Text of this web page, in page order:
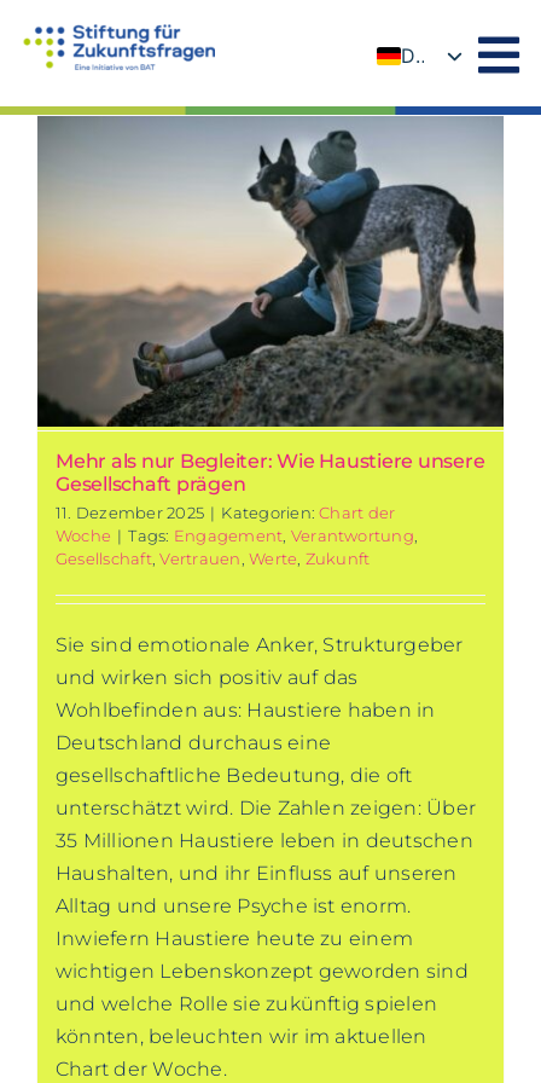
Inhalt
DE
Mehr als nur Begleiter: Wie Haustiere unsere
Gesellschaft prägen
11. Dezember 2025 | Kategorien:Chart der
Woche | Tags: Engagement, Verantwortung,
Gesellschaft,Vertrauen,Werte, Zukunft
Sie sind emotionale Anker, Strukturgeber
und wirken sich positiv auf das
Wohlbefinden aus: Haustiere haben in
Deutschland durchaus eine
gesellschaftliche Bedeutung, die oft
unterschätzt wird. Die Zahlen zeigen: Über
35 Millionen Haustiere leben in deutschen
Haushalten, und ihr Einfluss auf unseren
Alltag und unsere Psyche ist enorm.
Inwiefern Haustiere heute zu einem
wichtigen Lebenskonzept geworden sind
und welche Rolle sie zukünftig spielen
könnten, beleuchten wir im aktuellen
Chart der Woche.